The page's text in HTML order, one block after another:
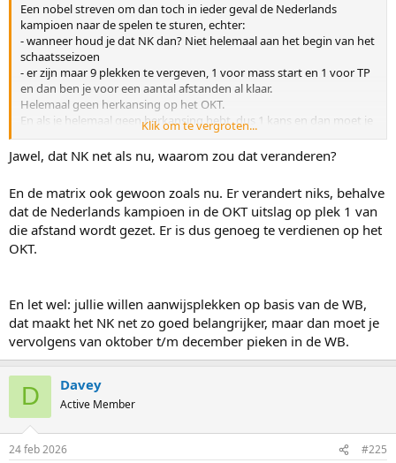
Een nobel streven om dan toch in ieder geval de Nederlands
kampioen naar de spelen te sturen, echter:
- wanneer houd je dat NK dan? Niet helemaal aan het begin van het
schaatsseizoen
- er zijn maar 9 plekken te vergeven, 1 voor mass start en 1 voor TP
en dan ben je voor een aantal afstanden al klaar.
Helemaal geen herkansing op het OKT.
En als je helemaal geen herkansing hebt, dus 1 kans en dan moet je
er staan, dan is het OKT een logischer plek op de agenda dan
een wedstrijd in het voorseizoen.
Klik om te vergroten...
Jawel, dat NK net als nu, waarom zou dat veranderen?
En de matrix ook gewoon zoals nu. Er verandert niks, behalve
dat de Nederlands kampioen in de OKT uitslag op plek 1 van
die afstand wordt gezet. Er is dus genoeg te verdienen op het
OKT.
En let wel: jullie willen aanwijsplekken op basis van de WB,
dat maakt het NK net zo goed belangrijker, maar dan moet je
vervolgens van oktober t/m december pieken in de WB.
D Davey
Active Member
24 feb 2026 #225